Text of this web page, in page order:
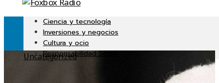
Ciencia y tecnología
Inversiones y negocios
Cultura y ocio
Responsabilidad Social
Uncategorized